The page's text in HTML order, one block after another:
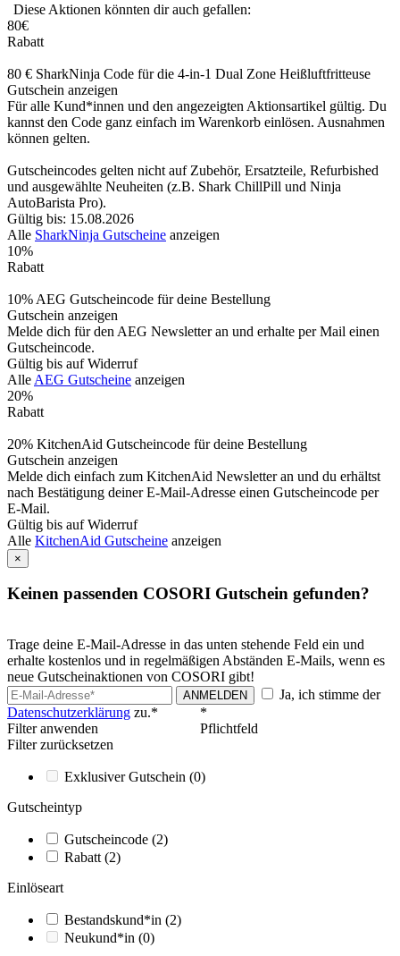
Diese Aktionen könnten dir auch gefallen:
80€
Rabatt
80 € SharkNinja Code für die 4-in-1 Dual Zone Heißluftfritteuse
Gutschein anzeigen
Für alle Kund*innen und den angezeigten Aktionsartikel gültig. Du
kannst den Code ganz einfach im Warenkorb einlösen. Ausnahmen
können gelten.
Gutscheincodes gelten nicht auf Zubehör, Ersatzteile, Refurbished
und ausgewählte Neuheiten (z.B. Shark ChillPill und Ninja
AutoBarista Pro).
Gültig bis: 15.08.2026
Alle SharkNinja Gutscheine anzeigen
10%
Rabatt
10% AEG Gutscheincode für deine Bestellung
Gutschein anzeigen
Melde dich für den AEG Newsletter an und erhalte per Mail einen
Gutscheincode.
Gültig bis auf Widerruf
Alle AEG Gutscheine anzeigen
20%
Rabatt
20% KitchenAid Gutscheincode für deine Bestellung
Gutschein anzeigen
Melde dich einfach zum KitchenAid Newsletter an und du erhältst
nach Bestätigung deiner E-Mail-Adresse einen Gutscheincode per
E-Mail.
Gültig bis auf Widerruf
Alle KitchenAid Gutscheine anzeigen
×
Keinen passenden COSORI Gutschein gefunden?
Trage deine E-Mail-Adresse in das unten stehende Feld ein und
erhalte kostenlos und in regelmäßigen Abständen E-Mails, wenn es
neue Gutscheinaktionen von COSORI gibt!
ANMELDEN
Ja, ich stimme der
Datenschutzerklärung zu.*
*
Pflichtfeld
Filter anwenden
Filter zurücksetzen
Exklusiver Gutschein (0)
Gutscheintyp
Gutscheincode (2)
Rabatt (2)
Einlöseart
Bestandskund*in (2)
Neukund*in (0)